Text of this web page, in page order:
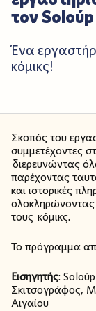
τον Soloύp
Ένα
κόμικς!
Σκοπός του
συμμετέχοντες
διερευνώντας
παρέχοντας
και ιστορικές
ολοκληρώνοντας
τους κόμικς.
Το πρόγραμμα
Εισηγητής:
Σκιτσογράφος,
Αιγαίου